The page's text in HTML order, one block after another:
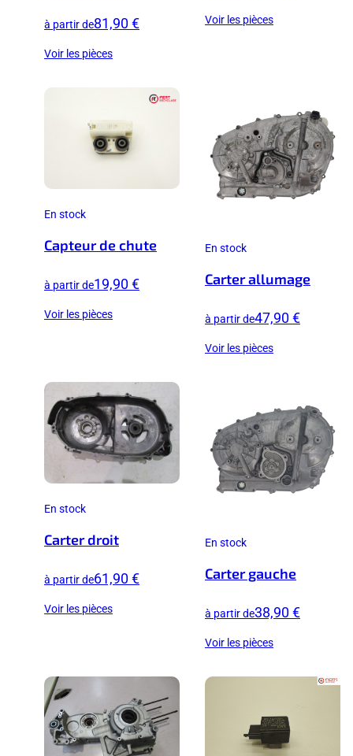
à partir de81,90 €
Voir les pièces
Voir les pièces
En stock
Capteur de chute
à partir de19,90 €
Voir les pièces
En stock
Carter allumage
à partir de47,90 €
Voir les pièces
En stock
Carter droit
à partir de61,90 €
Voir les pièces
En stock
Carter gauche
à partir de38,90 €
Voir les pièces